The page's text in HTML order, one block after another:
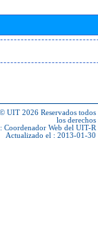
UIT 2026 Reservados todos
los derechos
Coordenador Web del UIT-R
Actualizado el : 2013-01-30